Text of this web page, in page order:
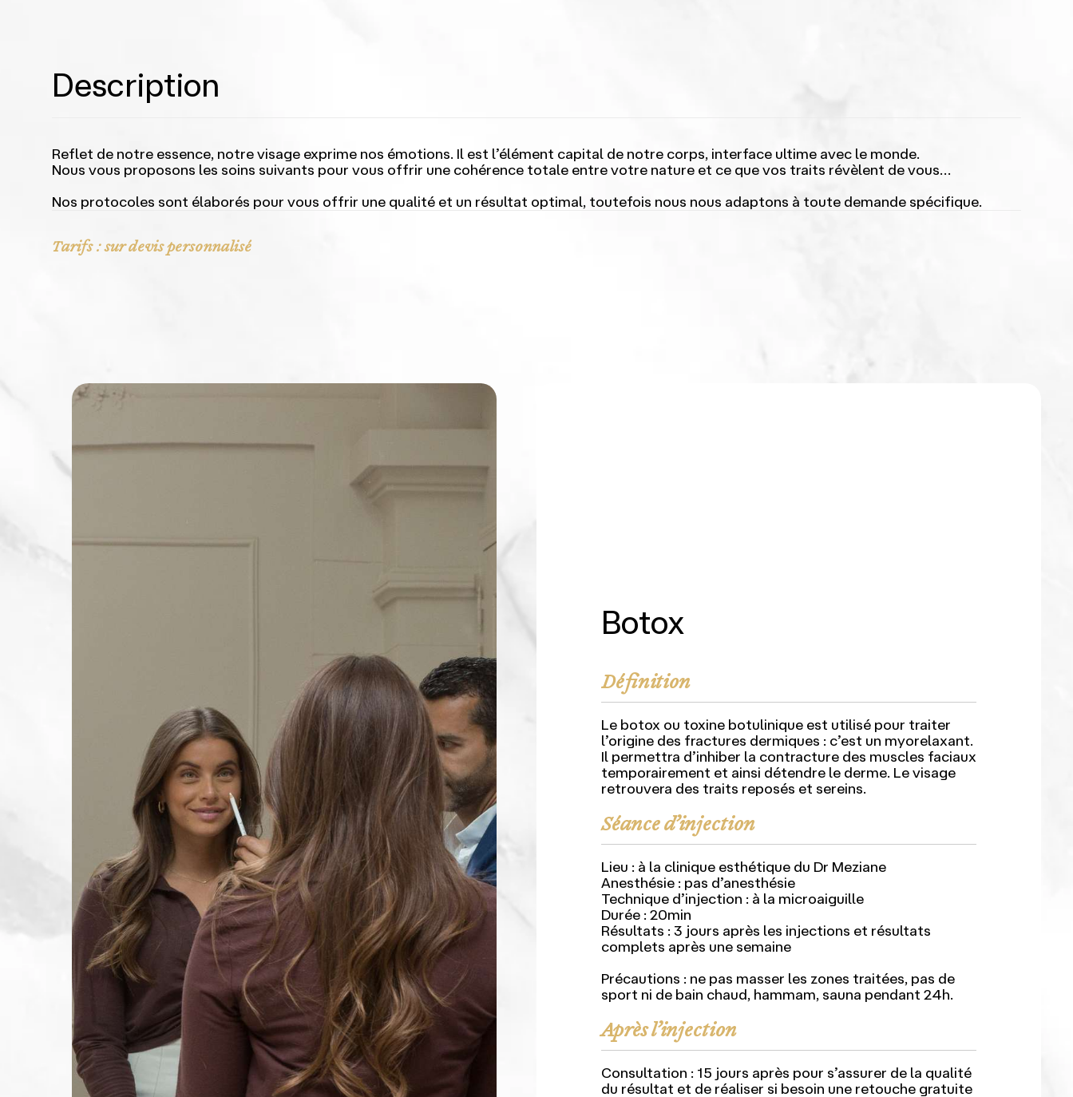
Description
Reflet de notre essence, notre visage exprime nos émotions. Il est l’élément capital de notre corps, interface ultime avec le monde.
Nous vous proposons les soins suivants pour vous offrir une cohérence totale entre votre nature et ce que vos traits révèlent de vous…
Nos protocoles sont élaborés pour vous offrir une qualité et un résultat optimal, toutefois nous nous adaptons à toute demande spécifique.
Tarifs : sur devis personnalisé
Botox
Définition
Le botox ou toxine botulinique est utilisé pour traiter
l’origine des fractures dermiques : c’est un myorelaxant.
Il permettra d’inhiber la contracture des muscles faciaux
temporairement et ainsi détendre le derme. Le visage
retrouvera des traits reposés et sereins.
Séance d’injection
Lieu : à la clinique esthétique du Dr Meziane
Anesthésie : pas d’anesthésie
Technique d’injection : à la microaiguille
Durée : 20min
Résultats : 3 jours après les injections et résultats
complets après une semaine
Précautions : ne pas masser les zones traitées, pas de
sport ni de bain chaud, hammam, sauna pendant 24h.
Après l’injection
Consultation : 15 jours après pour s’assurer de la qualité
du résultat et de réaliser si besoin une retouche gratuite